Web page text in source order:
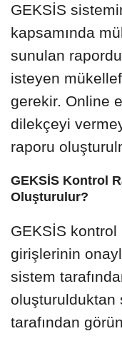
GEKSİS
kapsamında
sunulan
isteyen
gerekir. Online
dilekçeyi
raporu
GEKSİS Kontrol
Oluşturulur?
GEKSİS
girişlerinin
sistem
oluşturulduktan
tarafından